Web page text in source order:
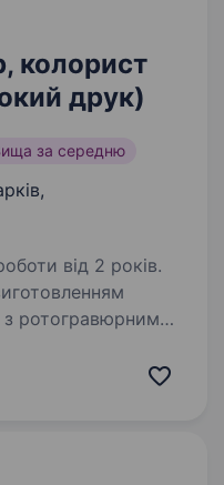
колорист
друк)
за середню
від 2 років.
з ротогравюрним